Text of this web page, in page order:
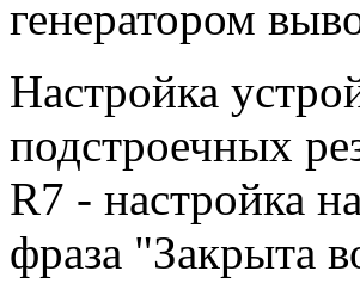
генератором
Настройка
подстроечных
R7 - настройка
фраза "Закрыта